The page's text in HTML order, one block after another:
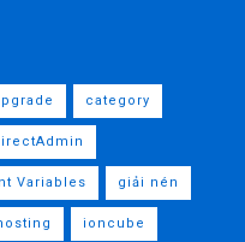
category
Variables giải nén
ioncube